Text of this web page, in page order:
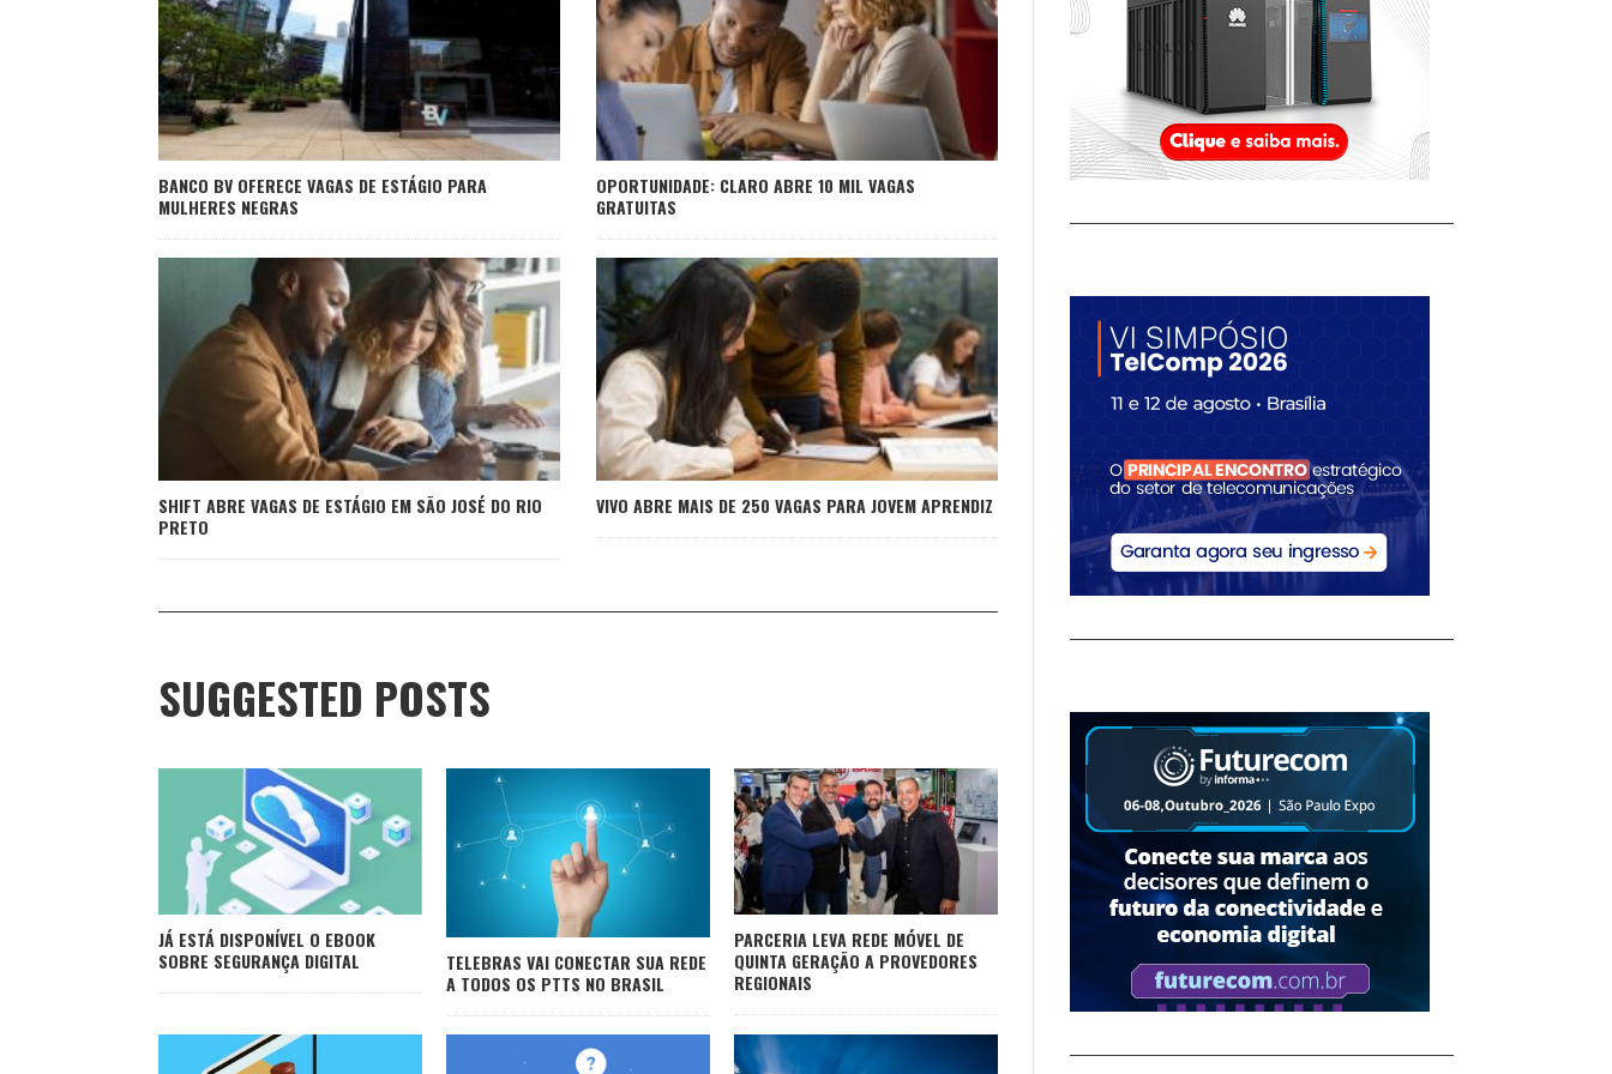
BANCO BV OFERECE VAGAS DE ESTÁGIO PARA
MULHERES NEGRAS
OPORTUNIDADE: CLARO ABRE 10 MIL VAGAS
GRATUITAS
SHIFT ABRE VAGAS DE ESTÁGIO EM SÃO JOSÉ DO RIO
PRETO
VIVO ABRE MAIS DE 250 VAGAS PARA JOVEM APRENDIZ
SUGGESTED POSTS
JÁ ESTÁ DISPONÍVEL O EBOOK
SOBRE SEGURANÇA DIGITAL
TELEBRAS VAI CONECTAR SUA REDE
A TODOS OS PTTS NO BRASIL
PARCERIA LEVA REDE MÓVEL DE
QUINTA GERAÇÃO A PROVEDORES
REGIONAIS